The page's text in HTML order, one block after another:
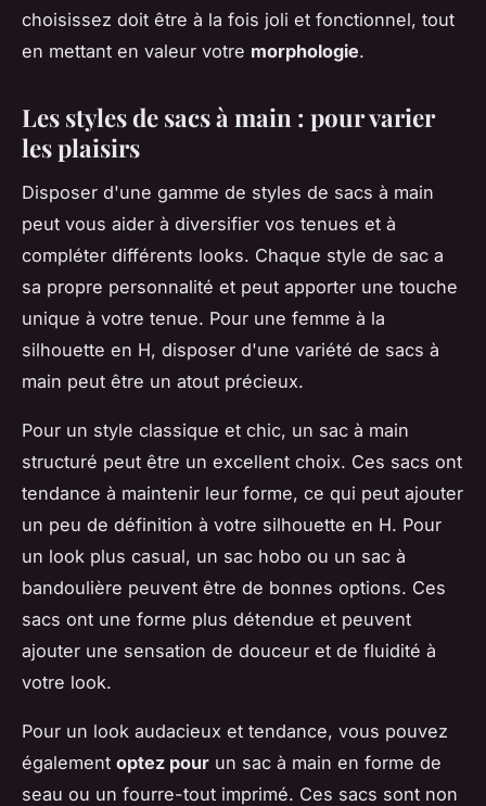
choisissez doit être à la fois joli et fonctionnel, tout
en mettant en valeur votre morphologie.
Les styles de sacs à main : pour varier
les plaisirs
Disposer d'une gamme de styles de sacs à main
peut vous aider à diversifier vos tenues et à
compléter différents looks. Chaque style de sac a
sa propre personnalité et peut apporter une touche
unique à votre tenue. Pour une femme à la
silhouette en H, disposer d'une variété de sacs à
main peut être un atout précieux.
Pour un style classique et chic, un sac à main
structuré peut être un excellent choix. Ces sacs ont
tendance à maintenir leur forme, ce qui peut ajouter
un peu de définition à votre silhouette en H. Pour
un look plus casual, un sac hobo ou un sac à
bandoulière peuvent être de bonnes options. Ces
sacs ont une forme plus détendue et peuvent
ajouter une sensation de douceur et de fluidité à
votre look.
Pour un look audacieux et tendance, vous pouvez
également optez pour un sac à main en forme de
seau ou un fourre-tout imprimé. Ces sacs sont non